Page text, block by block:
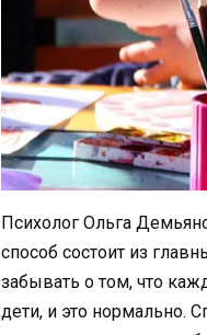
Психолог Ольга
способ состоит из
забывать о том, что
дети, и это нормально.